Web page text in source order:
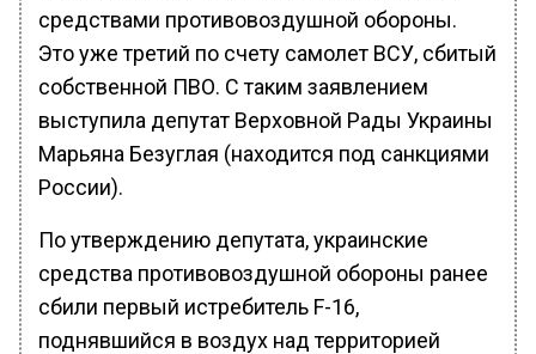
средствами противовоздушной обороны.
Это уже третий по счету самолет ВСУ, сбитый
собственной ПВО. С таким заявлением
выступила депутат Верховной Рады Украины
Марьяна Безуглая (находится под санкциями
России).
По утверждению депутата, украинские
средства противовоздушной обороны ранее
сбили первый истребитель F-16,
поднявшийся в воздух над территорией